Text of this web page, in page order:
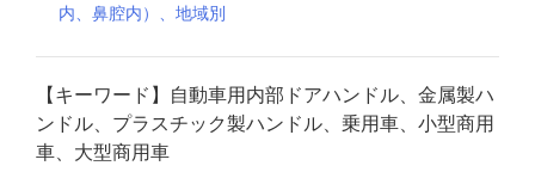
内、鼻腔内）、地域別
【キーワード】自動車用内部ドアハンドル、金属製ハ
ンドル、プラスチック製ハンドル、乗用車、小型商用
車、大型商用車